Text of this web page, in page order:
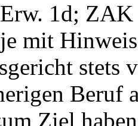
1d; ZAK
mit
stets
Beruf
Ziel